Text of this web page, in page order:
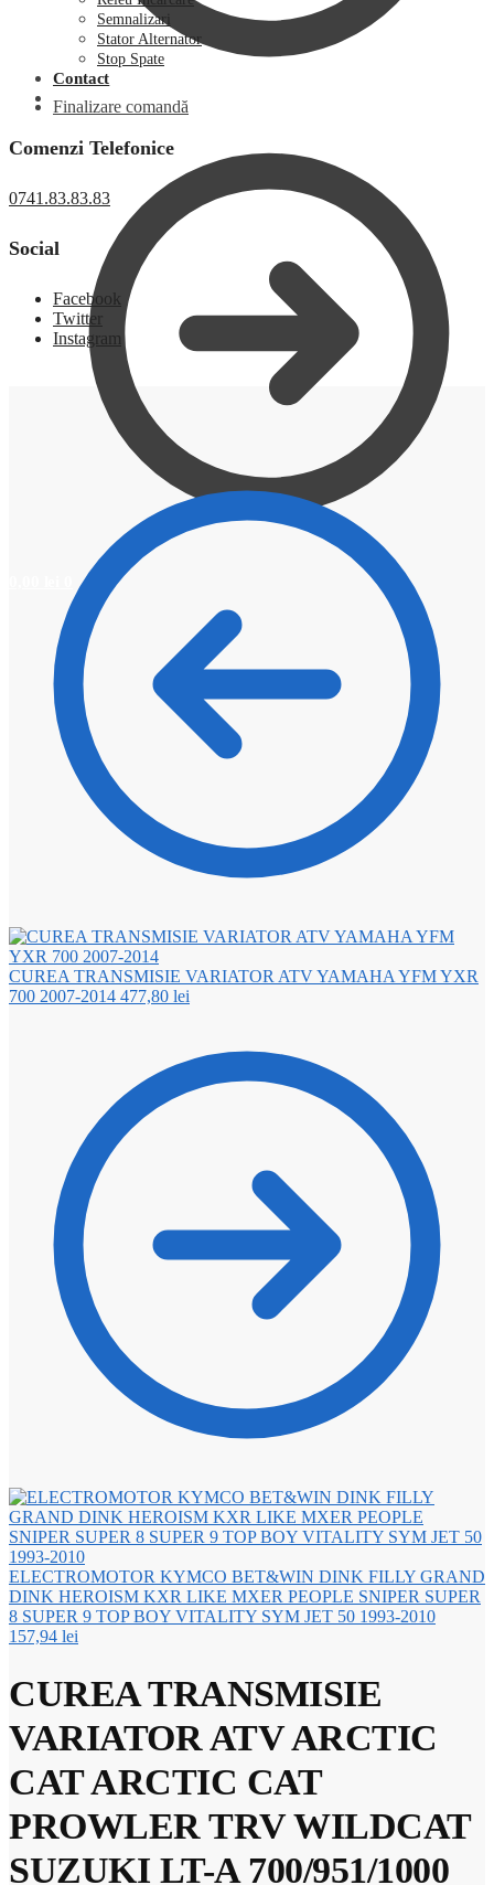
Finalizare comandă
Semnalizari
Stator Alternator
Stop Spate
Contact
Comenzi Telefonice
0741.83.83.83
Social
Facebook
Twitter
Instagram
CUREA TRANSMISIE VARIATOR ATV YAMAHA YFM YXR
700 2007-2014 477,80 lei
ELECTROMOTOR KYMCO BET&WIN DINK FILLY GRAND
DINK HEROISM KXR LIKE MXER PEOPLE SNIPER SUPER
8 SUPER 9 TOP BOY VITALITY SYM JET 50 1993-2010
157,94 lei
CUREA TRANSMISIE
VARIATOR ATV ARCTIC
CAT ARCTIC CAT
PROWLER TRV WILDCAT
SUZUKI LT-A 700/951/1000